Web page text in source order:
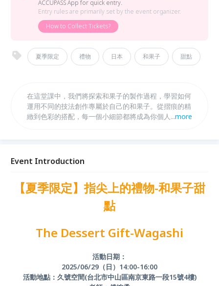
ACCUPASS App for quick entry.
Entry rules are primarily set by the event organizer.
How to Collect Tickets?
夏季限定 禮物 日本 和果子 甜點
在這堂課中，我們將探索和果子的製作過程，學習如何
運用不同的技法創作專屬於自己的和果子。從摺痕的精
緻到色彩的搭配，每一個小細節都將成為你個人創意的
...more
Event Introduction
【夏季限定】指尖上的禮物-和果子甜
點
The Dessert Gift-Wagashi
活動日期：
2025/06/29（日）14:00-16:00
活動地點：久號空間(台北市中山區南京東路一段15號4樓)